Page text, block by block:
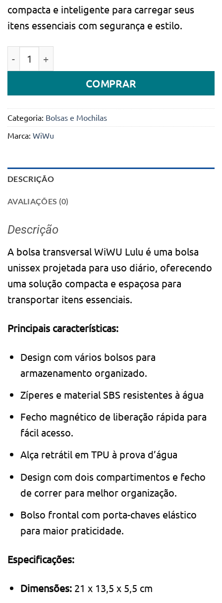
compacta e inteligente para carregar seus
itens essenciais com segurança e estilo.
COMPRAR
Categoria: Bolsas e Mochilas
Marca: WiWu
DESCRIÇÃO
AVALIAÇÕES (0)
Descrição
A bolsa transversal WiWU Lulu é uma bolsa
unissex projetada para uso diário, oferecendo
uma solução compacta e espaçosa para
transportar itens essenciais.
Principais características:
Design com vários bolsos para
armazenamento organizado.
Zíperes e material SBS resistentes à água
Fecho magnético de liberação rápida para
fácil acesso.
Alça retrátil em TPU à prova d’água
Design com dois compartimentos e fecho
de correr para melhor organização.
Bolso frontal com porta-chaves elástico
para maior praticidade.
Especificações:
Dimensões: 21 x 13,5 x 5,5 cm